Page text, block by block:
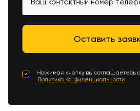
Нажимая кнопку вы соглашаетесь
Политика конфиденциальности